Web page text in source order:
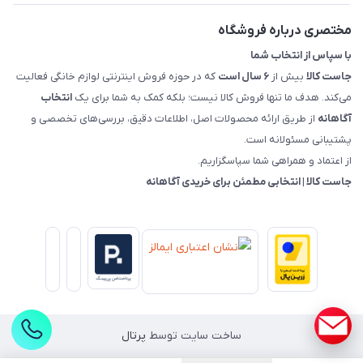
مختصری درباره فروشگاه
با سپاس از انتخاب شما
جاست کالا بیش از ۶ سال است
که در حوزه فروش اینترنتی لوازم خانگی فعالیت
می‌کند. هدف ما تنها فروش کالا نیست؛ بلکه کمک به شما برای یک انتخاب
آگاهانه از طریق ارائه محصولات اصل، اطلاعات دقیق، بررسی‌های تخصصی و
پشتیبانی مسئولانه است.
از اعتماد و همراهی شما سپاسگزاریم.
جاست کالا | انتخابی مطمئن برای خریدی آگاهانه
ساخت سایت توسط پرتال